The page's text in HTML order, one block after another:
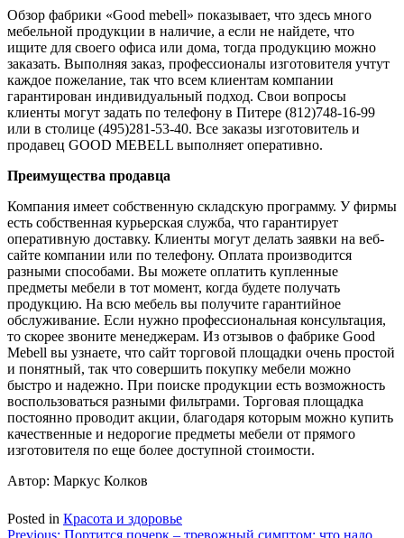
Обзор фабрики «Good mebell» показывает, что здесь много
мебельной продукции в наличие, а если не найдете, что
ищите для своего офиса или дома, тогда продукцию можно
заказать. Выполняя заказ, профессионалы изготовителя учтут
каждое пожелание, так что всем клиентам компании
гарантирован индивидуальный подход. Свои вопросы
клиенты могут задать по телефону в Питере (812)748-16-99
или в столице (495)281-53-40. Все заказы изготовитель и
продавец GOOD MEBELL выполняет оперативно.
Преимущества продавца
Компания имеет собственную складскую программу. У фирмы
есть собственная курьерская служба, что гарантирует
оперативную доставку. Клиенты могут делать заявки на веб-
сайте компании или по телефону. Оплата производится
разными способами. Вы можете оплатить купленные
предметы мебели в тот момент, когда будете получать
продукцию. На всю мебель вы получите гарантийное
обслуживание. Если нужно профессиональная консультация,
то скорее звоните менеджерам. Из отзывов о фабрике Good
Mebell вы узнаете, что сайт торговой площадки очень простой
и понятный, так что совершить покупку мебели можно
быстро и надежно. При поиске продукции есть возможность
воспользоваться разными фильтрами. Торговая площадка
постоянно проводит акции, благодаря которым можно купить
качественные и недорогие предметы мебели от прямого
изготовителя по еще более доступной стоимости.
Автор: Маркус Колков
Posted in Красота и здоровье
Previous: Портится почерк – тревожный симптом: что надо